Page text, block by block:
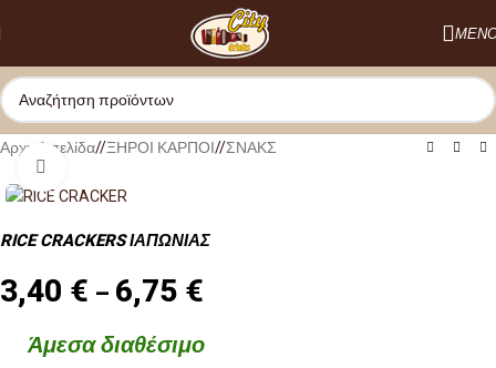
Αρχική σελίδα/ ΞΗΡΟΙ ΚΑΡΠΟΙ/ ΣΝΑΚΣ
RICE CRACKERS ΙΑΠΩΝΙΑΣ
3,40 € – 6,75 €
Άμεσα διαθέσιμο